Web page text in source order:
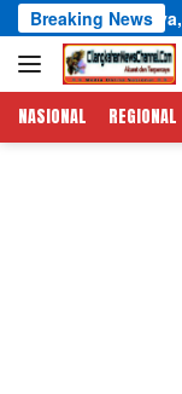
Langsung
ke
konten
Breaking News
Resmi
NASIONAL REGIONAL